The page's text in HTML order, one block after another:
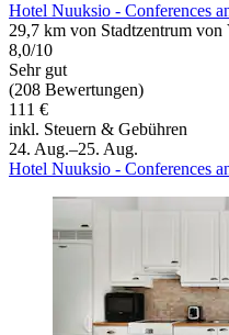
Hotel Nuuksio - Conferences
29,7 km von Stadtzentrum von
8,0/10
Sehr gut
(208 Bewertungen)
111 €
inkl. Steuern & Gebühren
24. Aug.–25. Aug.
Hotel Nuuksio - Conferences